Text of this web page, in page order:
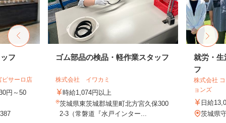
フ
サーロ店
円～50
ゴム部品の検品・軽作業スタッフ
株式会社 イワカミ
時給1,074円以上
茨城県東茨城郡城里町北方宮久保300
2-3（常磐道『水戸インター...
就労・生
フ
株式会社
ョンズ
日給
茨城県